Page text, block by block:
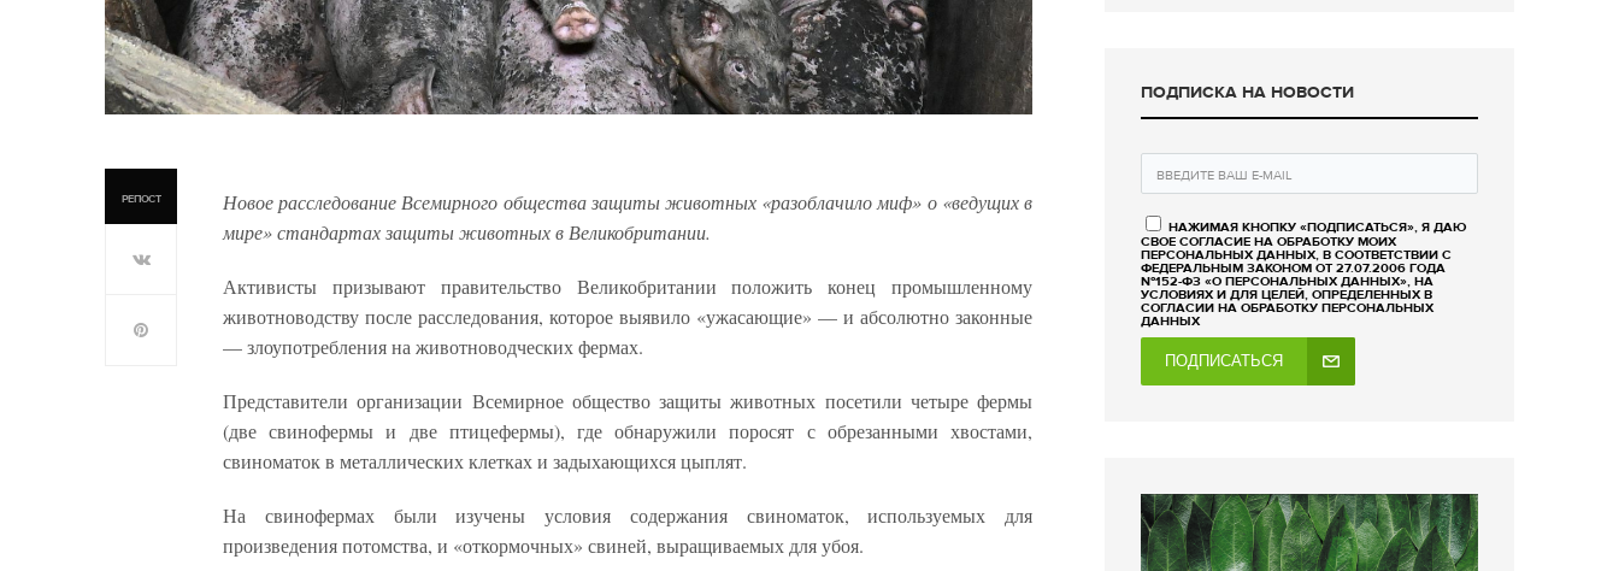
РЕПОСТ
Новое расследование Всемирного общества защиты животных «разоблачило миф» о «ведущих в
мире» стандартах защиты животных в Великобритании.
Активисты призывают правительство Великобритании положить конец промышленному
животноводству после расследования, которое выявило «ужасающие» — и абсолютно законные
— злоупотребления на животноводческих фермах.
Представители организации Всемирное общество защиты животных посетили четыре фермы
(две свинофермы и две птицефермы), где обнаружили поросят с обрезанными хвостами,
свиноматок в металлических клетках и задыхающихся цыплят.
На свинофермах были изучены условия содержания свиноматок, используемых для
произведения потомства, и «откормочных» свиней, выращиваемых для убоя.
ПОДПИСКА НА НОВОСТИ
НАЖИМАЯ КНОПКУ «ПОДПИСАТЬСЯ», Я ДАЮ
СВОЕ СОГЛАСИЕ НА ОБРАБОТКУ МОИХ
ПЕРСОНАЛЬНЫХ ДАННЫХ, В СООТВЕТСТВИИ С
ФЕДЕРАЛЬНЫМ ЗАКОНОМ ОТ 27.07.2006 ГОДА
№152-ФЗ «О ПЕРСОНАЛЬНЫХ ДАННЫХ», НА
УСЛОВИЯХ И ДЛЯ ЦЕЛЕЙ, ОПРЕДЕЛЕННЫХ В
СОГЛАСИИ НА ОБРАБОТКУ ПЕРСОНАЛЬНЫХ
ДАННЫХ
ПОДПИСАТЬСЯ